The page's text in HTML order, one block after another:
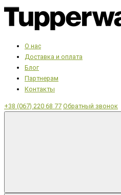
О нас
Доставка и оплата
Блог
Партнерам
Контакты
+38 (067) 220 68 77 Обратный звонок